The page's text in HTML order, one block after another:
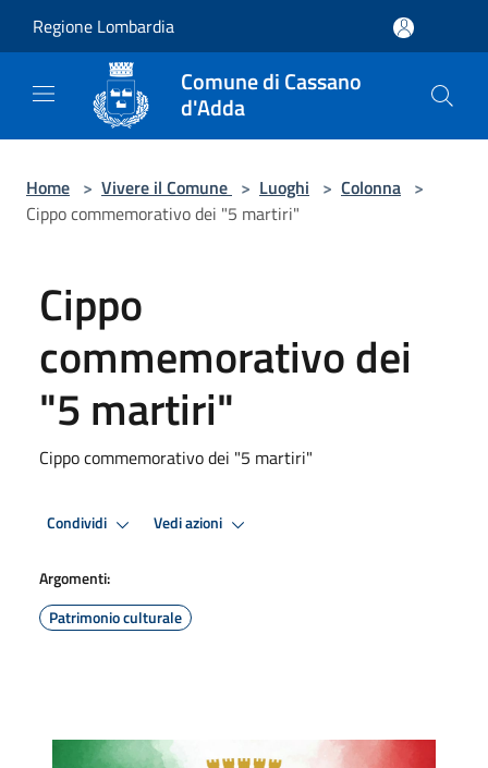
Regione Lombardia
Comune di Cassano
d'Adda
Home > Vivere il Comune > Luoghi > Colonna >
Cippo commemorativo dei "5 martiri"
Cippo
commemorativo dei
"5 martiri"
Cippo commemorativo dei "5 martiri"
Condividi Vedi azioni
Argomenti:
Patrimonio culturale